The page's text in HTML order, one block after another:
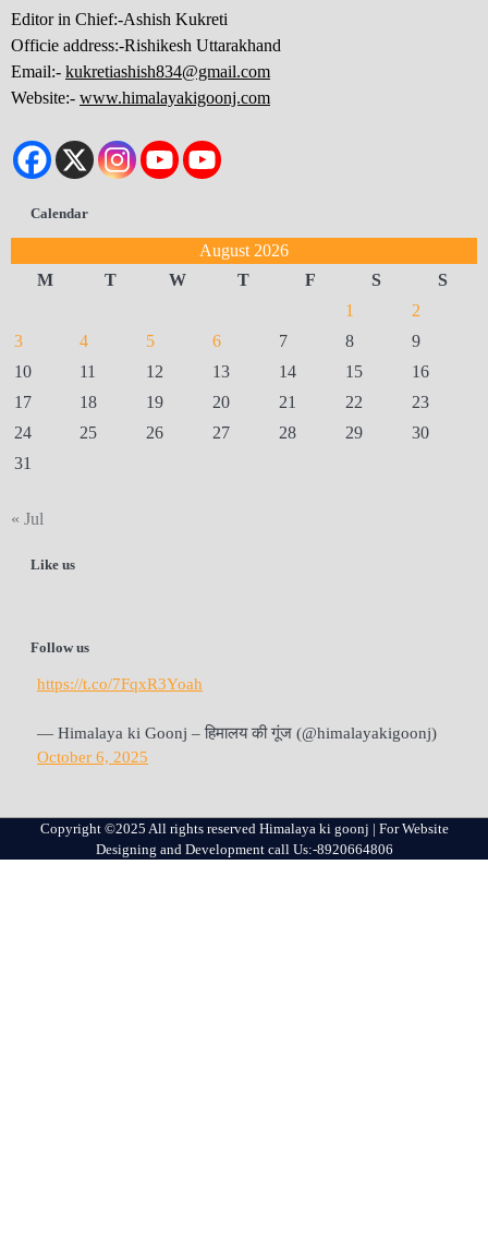
Editor in Chief:-Ashish Kukreti
Officie address:-Rishikesh Uttarakhand
Email:- kukretiashish834@gmail.com
Website:- www.himalayakigoonj.com
Calendar
August 2026
M
T W T F S
S
1
2
3
4 5 6 7 8
9
10
11 12 13 14 15
16
17
18 19 20 21 22
23
24
25 26 27 28 29
30
31
« Jul
Like us
Follow us
https://t.co/7FqxR3Yoah
— Himalaya ki Goonj – हिमालय की गूंज (@himalayakigoonj)
October 6, 2025
Copyright ©2025 All rights reserved Himalaya ki goonj | For Website
Designing and Development call Us:-8920664806